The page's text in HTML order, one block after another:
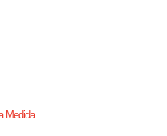
Medida